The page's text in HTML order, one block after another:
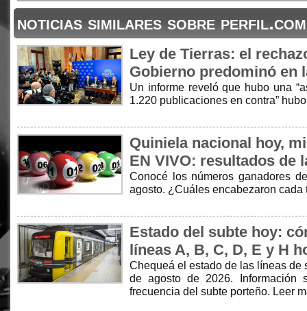
noticias similares sobre perfil.com
Ley de Tierras: el
Gobierno predominó en
Un informe reveló que hubo una
1.220 publicaciones en contra”
Quiniela nacional hoy,
EN VIVO: resultados de
Conocé los números ganadores
agosto. ¿Cuáles encabezaron cada
Estado del subte hoy:
líneas A, B, C, D, E y H
Chequeá el estado de las líneas de
de agosto de 2026. Información
frecuencia del subte porteño. Leer